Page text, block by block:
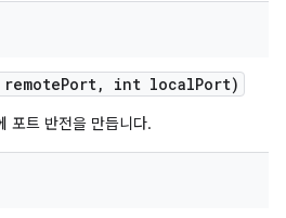
Port, int localPort)
포트 반전을 만듭니다.